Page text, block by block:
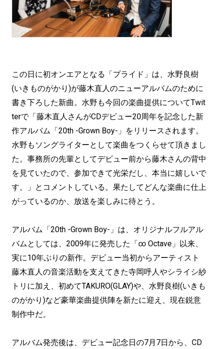
この日に初オンエアとなる「プライド」は、水野良樹
(いきものがかり)が藤木直人のニューアルバムのために
書き下ろした新曲。水野も今回の楽曲提供についてTwit
terで「藤木直人さんがCDデビュー20周年を記念した新
作アルバム「20th -Grown Boy-」をリリースされます。
水野もソングライターとして楽曲をつくらせて頂きまし
た。事務所の先輩としてデビュー前から藤木さんの背中
を見ていたので、参加できて光栄だし、本当に嬉しいで
す。」とコメントしている。果たしてどんな楽曲に仕上
がっているのか、放送を楽しみに待とう。
アルバム「20th -Grown Boy-」は、オリジナルフルアル
バムとしては、2009年に発売した「∞ Octave」以来、
実に10年ぶりの新作。デビュー当初からアーティスト
藤木直人の音楽活動を支えてきた寺岡呼人やシライシ紗
トリに加え、初めてTAKURO(GLAY)や、水野良樹(いきも
のがかり)など豪華楽曲提供陣を新たに迎え、現在鋭意
制作中だ。
アルバム発売後は、デビュー記念日の7月7日から、CD